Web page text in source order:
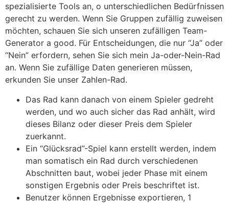
spezialisierte Tools an, o unterschiedlichen Bedürfnissen
gerecht zu werden. Wenn Sie Gruppen zufällig zuweisen
möchten, schauen Sie sich unseren zufälligen Team-
Generator a good. Für Entscheidungen, die nur “Ja” oder
“Nein” erfordern, sehen Sie sich mein Ja-oder-Nein-Rad
an. Wenn Sie zufällige Daten generieren müssen,
erkunden Sie unser Zahlen-Rad.
Das Rad kann danach von einem Spieler gedreht
werden, und wo auch sicher das Rad anhält, wird
dieses Bilanz oder dieser Preis dem Spieler
zuerkannt.
Ein “Glücksrad”-Spiel kann erstellt werden, indem
man somatisch ein Rad durch verschiedenen
Abschnitten baut, wobei jeder Phase mit einem
sonstigen Ergebnis oder Preis beschriftet ist.
Benutzer können Ergebnisse exportieren, 1